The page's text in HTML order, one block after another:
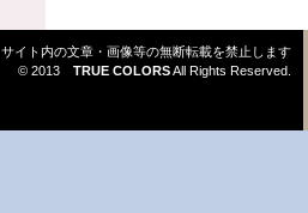
サイト内の文章・画像等の無断転載を禁止します
© 2013 TRUE COLORSAll Rights Reserved.